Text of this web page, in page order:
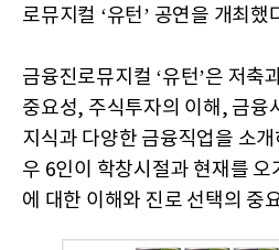
로뮤지컬 ‘유턴’ 공연을 개최했
금융진로뮤지컬 ‘유턴’은 저축
중요성, 주식투자의 이해, 금융
지식과 다양한 금융직업을 소
우 6인이 학창시절과 현재를
에 대한 이해와 진로 선택의 중